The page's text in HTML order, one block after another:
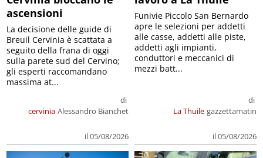
ascensioni
cervinia
di
Alessandro Bianchet
il 05/08/2026
La decisione delle guide di
Breuil Cervinia è scattata a
seguito della frana di oggi
sulla parete sud del Cervino;
gli esperti raccomandano
massima at...
La Thuile
di
gazzettamatin
il 05/08/2026
Funivie Piccolo San Bernardo
apre le selezioni per addetti
alle casse, addetti alle piste,
addetti agli impianti,
conduttori e meccanici di
mezzi batt...